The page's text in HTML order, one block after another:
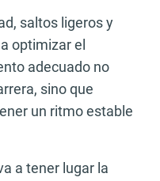
saltos ligeros y
optimizar el
adecuado no
sino que
un ritmo estable
a tener lugar la